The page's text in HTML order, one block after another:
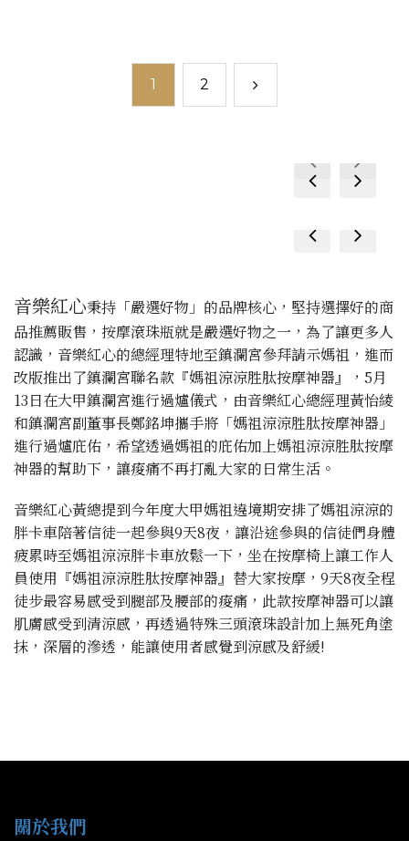
1 2
prev
next
prev
next
prev next
音樂紅心秉持「嚴選好物」的品牌核心，堅持選擇好的商
品推薦販售，按摩滾珠瓶就是嚴選好物之一，為了讓更多人
認識，音樂紅心的總經理特地至鎮瀾宮參拜請示媽祖，進而
改版推出了鎮瀾宮聯名款『媽祖涼涼胜肽按摩神器』，5月
13日在大甲鎮瀾宮進行過爐儀式，由音樂紅心總經理黃怡綾
和鎮瀾宮副董事長鄭銘坤攜手將「媽祖涼涼胜肽按摩神器」
進行過爐庇佑，希望透過媽祖的庇佑加上媽祖涼涼胜肽按摩
神器的幫助下，讓痠痛不再打亂大家的日常生活。
音樂紅心黃總提到今年度大甲媽祖遶境期安排了媽祖涼涼的
胖卡車陪著信徒一起參與9天8夜，讓沿途參與的信徒們身體
疲累時至媽祖涼涼胖卡車放鬆一下，坐在按摩椅上讓工作人
員使用『媽祖涼涼胜肽按摩神器』替大家按摩，9天8夜全程
徒步最容易感受到腿部及腰部的痠痛，此款按摩神器可以讓
肌膚感受到清涼感，再透過特殊三頭滾珠設計加上無死角塗
抹，深層的滲透，能讓使用者感覺到涼感及舒緩!
關於我們